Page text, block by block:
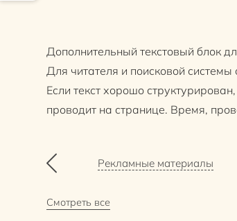
Дополнительный текстовый блок
Для читателя и поисковой
Если текст хорошо
проводит на странице. Время,
Рекламные материалы
Смотреть все